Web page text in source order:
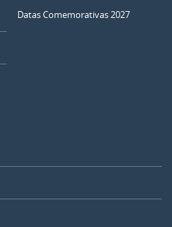
Datas Comemorativas 2027